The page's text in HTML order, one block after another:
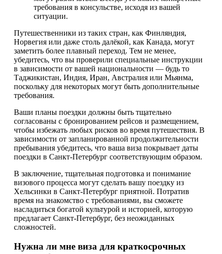
требования в консульстве, исходя из вашей
ситуации.
Путешественники из таких стран, как Финляндия,
Норвегия или даже столь далёкой, как Канада, могут
заметить более плавный переход. Тем не менее,
убедитесь, что вы проверили специальные инструкции
в зависимости от вашей национальности — будь то
Таджикистан, Индия, Иран, Австралия или Мьянма,
поскольку для некоторых могут быть дополнительные
требования.
Ваши планы поездки должны быть тщательно
согласованы с бронированием рейсов и размещением,
чтобы избежать любых рисков во время путешествия. В
зависимости от запланированной продолжительности
пребывания убедитесь, что ваша виза покрывает даты
поездки в Санкт-Петербург соответствующим образом.
В заключение, тщательная подготовка и понимание
визового процесса могут сделать вашу поездку из
Хельсинки в Санкт-Петербург приятной. Потратив
время на знакомство с требованиями, вы сможете
насладиться богатой культурой и историей, которую
предлагает Санкт-Петербург, без неожиданных
сложностей.
Нужна ли мне виза для краткосрочных